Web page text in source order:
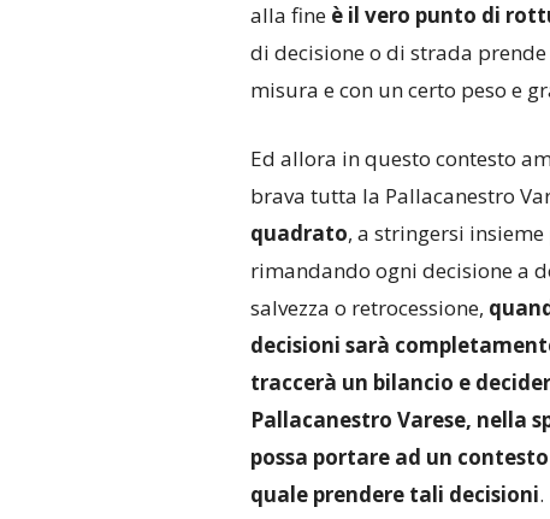
alla fine è il vero punto di
di decisione o di strada prende
misura e con un certo peso e
Ed allora in questo contesto
brava tutta la Pallacanestro
quadrato, a stringersi
rimandando ogni decisione a
salvezza o retrocessione,
decisioni sarà
traccerà un bilancio e
Pallacanestro Varese, nella
possa portare ad un
quale prendere tali decisioni.